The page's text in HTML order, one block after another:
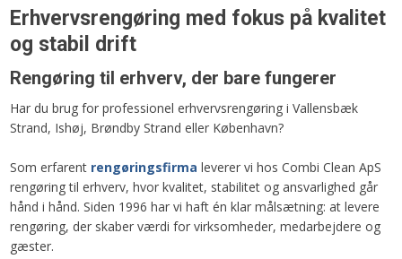
Erhvervsrengøring med fokus på kvalitet
og stabil drift
Rengøring til erhverv, der bare fungerer
Har du brug for professionel erhvervsrengøring i Vallensbæk
Strand, Ishøj, Brøndby Strand eller København?
Som erfarent rengøringsfirma leverer vi hos Combi Clean ApS
rengøring til erhverv, hvor kvalitet, stabilitet og ansvarlighed går
hånd i hånd. Siden 1996 har vi haft én klar målsætning: at levere
rengøring, der skaber værdi for virksomheder, medarbejdere og
gæster.